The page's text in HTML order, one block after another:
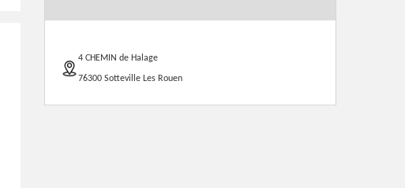
4 CHEMIN de Halage
76300 Sotteville Les Rouen